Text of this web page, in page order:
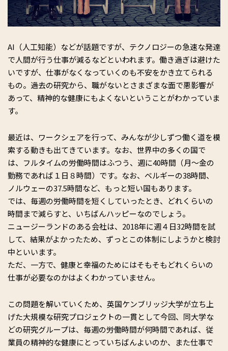
AI（人工知能）などが話題ですが、テクノロジーの急速な発達
で人間が行う仕事が減るなどといわれます。働き過ぎは避けた
いですが、仕事がなくなっていくのも不安をかき立てられる
もの。過去の研究から、職がないとさまざまな面で悪影響が
あって、精神的な健康にもよくないということがわかっていま
す。
最近は、ワークシェアを行って、みんなが少しずつ働く道を模
索する動きも出てきています。なお、世界中の多くの国で
は、フルタイムの労働時間はふつう、週に40時間（月～金の
勤務であれば１日８時間）です。なお、ベルギーの38時間、
ノルウェーの37.5時間など、もっと短い国もあります。
では、毎週の労働時間を短くしていったとき、どれくらいの
時間まで減らすと、いちばんハッピーなのでしょう。
ニュージーランドのある会社は、2018年に週４日32時間を試
して、結果がよかったため、ずっとこの体制にしようかと検討
中といいます。
ただ、一方で、健康と幸福のためにはそもそもどれくらいの
仕事が必要なのかはよくわかっていません。
この問題を解いていくため、英国ケンブリッジ大学が立ち上
げた大規模な研究プロジェクトの一貫として今回、同大学な
どの研究グループは、毎週の労働時間が何時間であれば、従
業員の精神的な健康にとっていちばんよいのか、また仕事で